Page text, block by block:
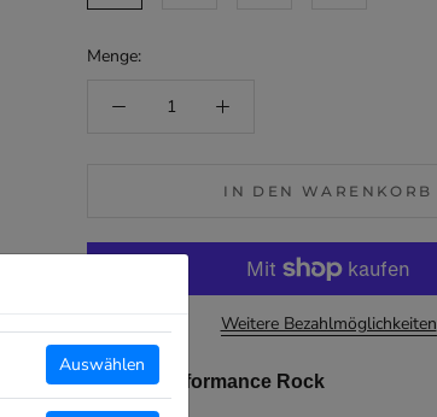
Auswählen
Menge:
IN DEN WARENKORB
Weitere Bezahlmöglichkeiten
ERIMA Performance Rock